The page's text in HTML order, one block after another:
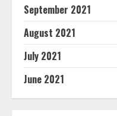
September 2021
August 2021
July 2021
June 2021